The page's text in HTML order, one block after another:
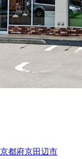
都府京田辺市